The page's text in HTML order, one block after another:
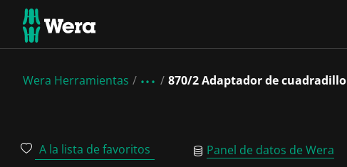
Wera Herramientas 870/2 Adaptador de cuadradillo
A la lista de favoritos Panel de datos de Wera